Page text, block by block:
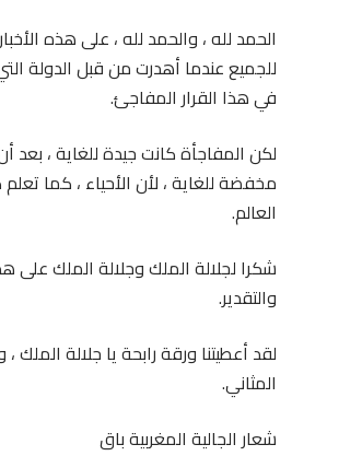
الحمد لله ، والحمد لله ، على هذه
للجميع عندما أهدرت من قبل الدولة
في هذا القرار المفاجئ.
لكن المفاجأة كانت جيدة للغاية ، بعد
مخفضة للغاية ، لأن الأحياء ، كما
العالم.
شكرا لجلالة الملك وجلالة الملك على
والتقدير.
لقد أعطيتنا ورقة رابحة يا جلالة
المثاني.
شعار الجالية المغربية باق